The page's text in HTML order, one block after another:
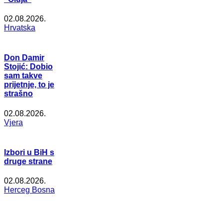
02.08.2026.
Hrvatska
Don Damir
Stojić: Dobio
sam takve
prijetnje, to je
strašno
02.08.2026.
Vjera
Izbori u BiH s
druge strane
02.08.2026.
Herceg Bosna